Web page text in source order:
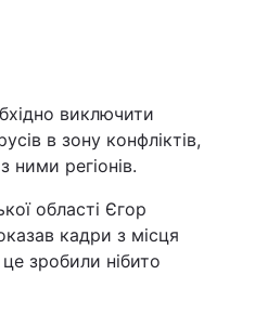
виключити
в зону конфліктів,
ними регіонів.
області Єгор
кадри з місця
зробили нібито